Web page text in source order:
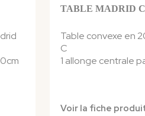
TABLE MADRID
Table convexe en
C
1 allonge centrale
Voir la fiche